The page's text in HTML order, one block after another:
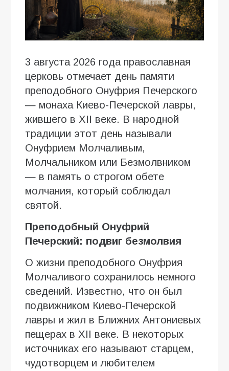
3 августа 2026 года православная
церковь отмечает день памяти
преподобного Онуфрия Печерского
— монаха Киево-Печерской лавры,
жившего в XII веке. В народной
традиции этот день называли
Онуфрием Молчаливым,
Молчальником или Безмолвником
— в память о строгом обете
молчания, который соблюдал
святой.
Преподобный Онуфрий
Печерский: подвиг безмолвия
О жизни преподобного Онуфрия
Молчаливого сохранилось немного
сведений. Известно, что он был
подвижником Киево-Печерской
лавры и жил в Ближних Антониевых
пещерах в XII веке. В некоторых
источниках его называют старцем,
чудотворцем и любителем